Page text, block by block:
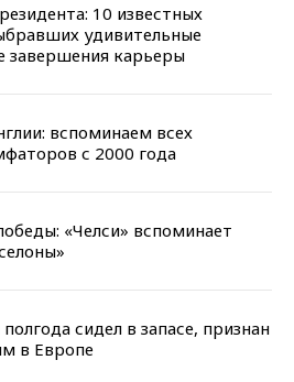
10 известных
удивительные
завершения карьеры
вспоминаем всех
с 2000 года
«Челси» вспоминает
сидел в запасе, признан
в Европе